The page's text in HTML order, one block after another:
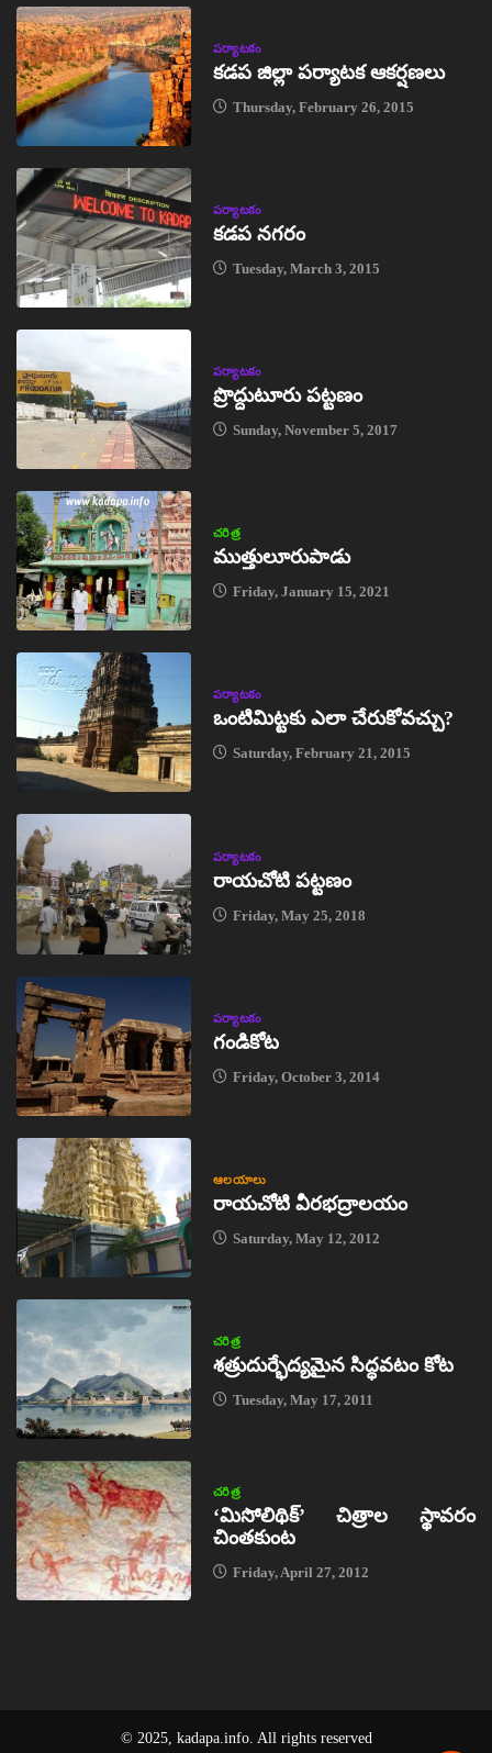
పర్యాటకం
కడప జిల్లా పర్యాటక ఆకర్షణలు
Thursday, February 26, 2015
పర్యాటకం
కడప నగరం
Tuesday, March 3, 2015
పర్యాటకం
ప్రొద్దుటూరు పట్టణం
Sunday, November 5, 2017
చరిత్ర
ముత్తులూరుపాడు
Friday, January 15, 2021
పర్యాటకం
ఒంటిమిట్టకు ఎలా చేరుకోవచ్చు?
Saturday, February 21, 2015
పర్యాటకం
రాయచోటి పట్టణం
Friday, May 25, 2018
పర్యాటకం
గండికోట
Friday, October 3, 2014
ఆలయాలు
రాయచోటి వీరభద్రాలయం
Saturday, May 12, 2012
చరిత్ర
శత్రుదుర్భేద్యమైన సిద్ధవటం కోట
Tuesday, May 17, 2011
చరిత్ర
‘మిసోలిథిక్‌’ చిత్రాల స్థావరం
చింతకుంట
Friday, April 27, 2012
© 2025, kadapa.info. All rights reserved